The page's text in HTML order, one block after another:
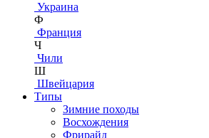
Украина
Ф
Франция
Ч
Чили
Ш
Швейцария
Типы
Зимние походы
Восхождения
Фрирайд